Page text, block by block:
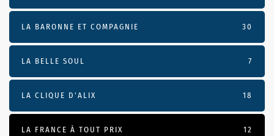
LA BARONNE ET COMPAGNIE 30
LA BELLE SOUL 7
LA CLIQUE D'ALIX 18
LA FRANCE À TOUT PRIX 12